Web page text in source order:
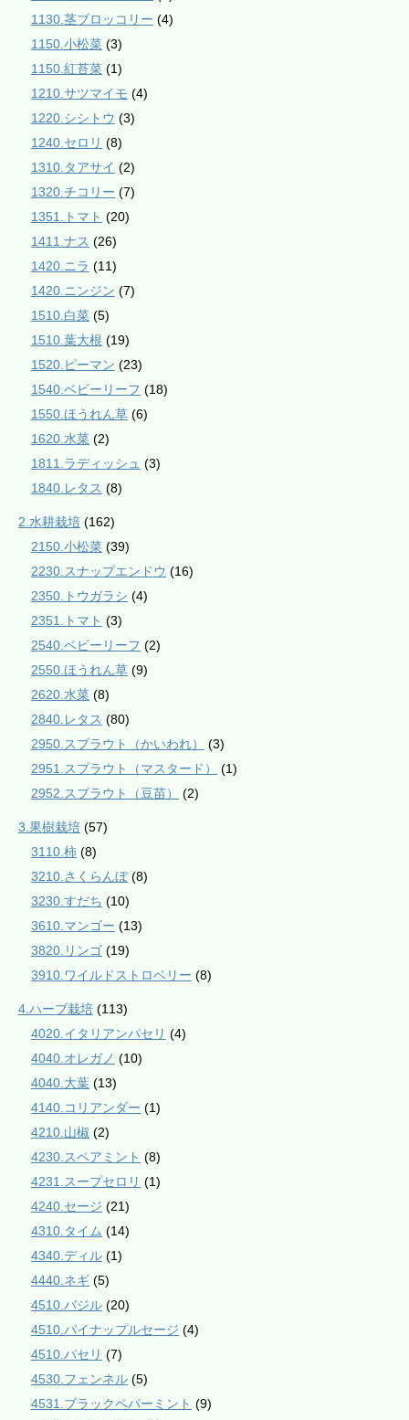
1130.茎ブロッコリー (4)
1150.小松菜 (3)
1150.紅苔菜 (1)
1210.サツマイモ (4)
1220.シシトウ (3)
1240.セロリ (8)
1310.タアサイ (2)
1320.チコリー (7)
1351.トマト (20)
1411.ナス (26)
1420.ニラ (11)
1420.ニンジン (7)
1510.白菜 (5)
1510.葉大根 (19)
1520.ピーマン (23)
1540.ベビーリーフ (18)
1550.ほうれん草 (6)
1620.水菜 (2)
1811.ラディッシュ (3)
1840.レタス (8)
2.水耕栽培 (162)
2150.小松菜 (39)
2230.スナップエンドウ (16)
2350.トウガラシ (4)
2351.トマト (3)
2540.ベビーリーフ (2)
2550.ほうれん草 (9)
2620.水菜 (8)
2840.レタス (80)
2950.スプラウト（かいわれ）
(3)
2951.スプラウト（マスタード）
(1)
2952.スプラウト（豆苗）
(2)
3.果樹栽培 (57)
3110.柿 (8)
3210.さくらんぼ(8)
3230.すだち (10)
3610.マンゴー (13)
3820.リンゴ (19)
3910.ワイルドストロベリー (8)
4.ハーブ栽培 (113)
4020.イタリアンパセリ (4)
4040.オレガノ (10)
4040.大葉 (13)
4140.コリアンダー (1)
4210.山椒 (2)
4230.スペアミント (8)
4231.スープセロリ (1)
4240.セージ (21)
4310.タイム (14)
4340.ディル (1)
4440.ネギ (5)
4510.バジル (20)
4510.パイナップルセージ (4)
4510.パセリ (7)
4530.フェンネル (5)
4531.ブラックペパーミント (9)